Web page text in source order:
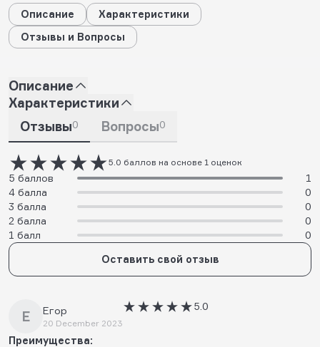
Описание
Характеристики
Отзывы и Вопросы
Описание
Характеристики
Отзывы0 Вопросы0
5.0 баллов на основе 1 оценок
5 баллов
1
4 балла
0
3 балла
0
2 балла
0
1 балл
0
Оставить свой отзыв
Е Егор
20 December 2023
5.0
Преимущества: